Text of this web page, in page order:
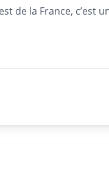
de la France, c’est